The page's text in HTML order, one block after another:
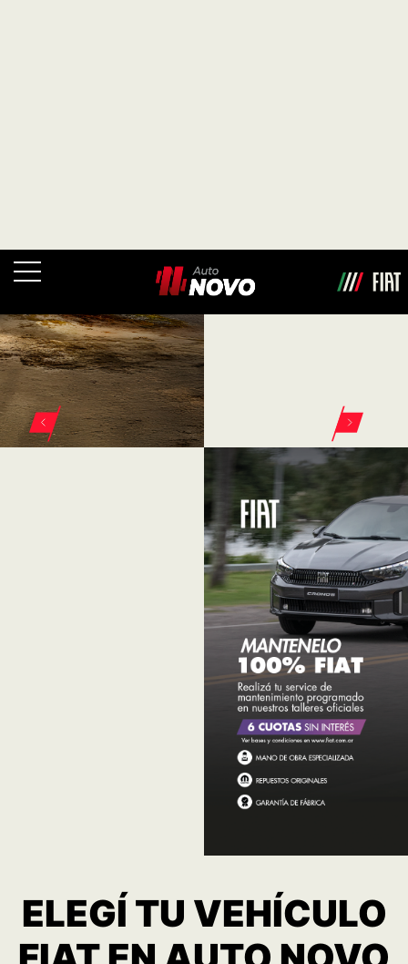
ELEGÍ TU VEHÍCULO
FIAT EN AUTO NOVO
FIAT
600 Hybrid